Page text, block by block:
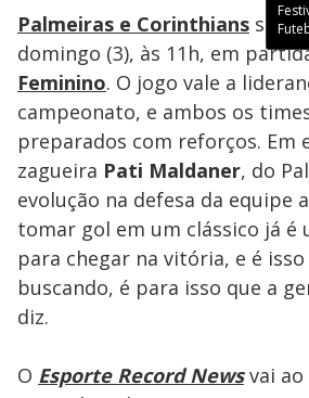
Palmeiras e Corinthians se
domingo (3), às 11h, em
Feminino. O jogo vale a
campeonato, e ambos os
preparados com reforços. Em
zagueira Pati Maldaner, do
evolução na defesa da equipe
tomar gol em um clássico já é
para chegar na vitória, e é
buscando, é para isso que a
diz.
O Esporte Record Newsvai ao